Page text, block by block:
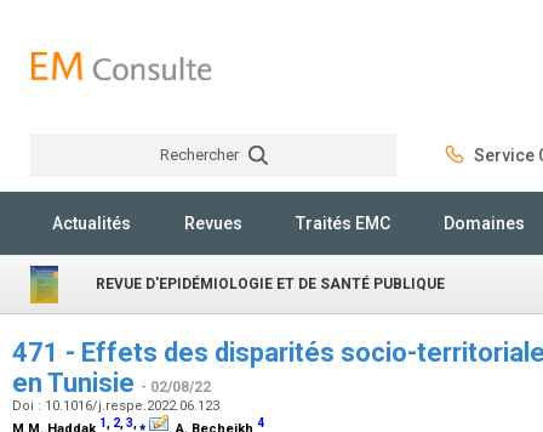
Rechercher Service
Actualités Revues Traités EMC Domaines
REVUE D'EPIDÉMIOLOGIE ET DE SANTÉ PUBLIQUE
471 - Effets des disparités socio-
en Tunisie - 02/08/22
Doi : 10.1016/j.respe.2022.06.123
1, 2,3,⁎ 4